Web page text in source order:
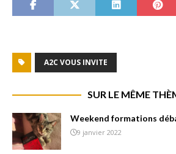
A2C VOUS INVITE
SUR LE MÊME
Weekend formations
9 janvier 2022